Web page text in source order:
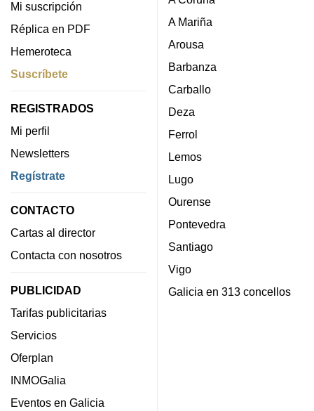
Mi suscripción
Réplica en PDF
Hemeroteca
Suscríbete
REGISTRADOS
Mi perfil
Newsletters
Regístrate
CONTACTO
Cartas al director
Contacta con nosotros
PUBLICIDAD
Tarifas publicitarias
Servicios
Oferplan
INMOGalia
Eventos en Galicia
A Mariña
Arousa
Barbanza
Carballo
Deza
Ferrol
Lemos
Lugo
Ourense
Pontevedra
Santiago
Vigo
Galicia en 313 concellos